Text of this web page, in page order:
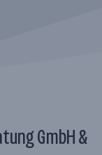
GmbH &